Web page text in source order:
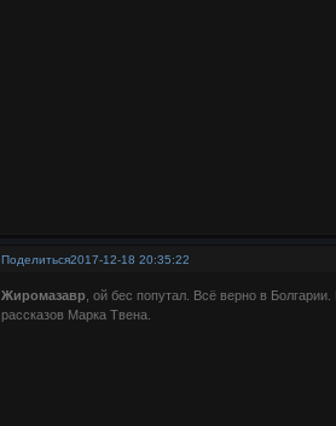
Поделиться2017-12-18 20:35:22
Жиромазавр , ой бес попутал. Всё верно в
рассказов Марка Твена.